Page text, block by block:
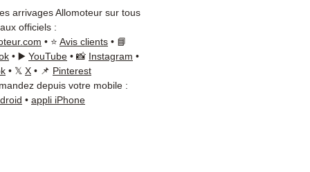
71 66 54 pour toute
& garantie :Expédition en
ouvrés en France
livraison gratuite
sécurisée. Expédition
(Belgique, Suisse,
arrivages Allomoteur sur tous
officiels :
• ⭐ Avis clients • 📘
• ▶️ YouTube • 📸 Instagram •
• 𝕏 X • 📌 Pinterest
depuis votre mobile :
• appli iPhone